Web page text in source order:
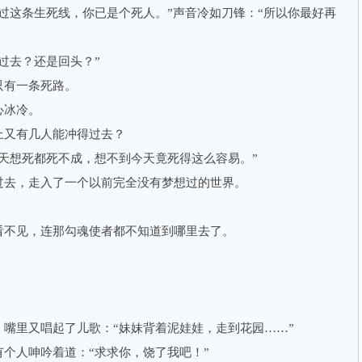
这条生死线，你已是个死人。”声音冷如刀锋：“所以你最好再
？还是回头？”
一条死路。
冷。
有几人能冲得过去？
死都死不成，想不到今天竟死得这么容易。”
走入了一个以前完全没有梦想过的世界。
，连那勾魂使者都不知道到哪里去了。
又唱起了儿歌：“妹妹背着泥娃娃，走到花园……”
呻吟着道：“求求你，饶了我吧！”